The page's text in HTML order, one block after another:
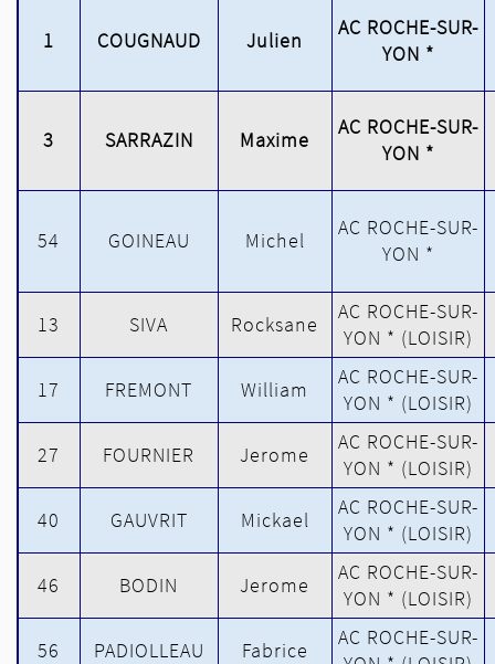
1 COUGNAUD Julien
AC ROCHE-SUR-
YON *
3 SARRAZIN Maxime
AC ROCHE-SUR-
YON *
54 GOINEAU Michel
AC ROCHE-SUR-
YON *
13 SIVA Rocksane
AC ROCHE-SUR-
YON * (LOISIR)
17 FREMONT William
AC ROCHE-SUR-
YON * (LOISIR)
27 FOURNIER Jerome
AC ROCHE-SUR-
YON * (LOISIR)
40 GAUVRIT Mickael
AC ROCHE-SUR-
YON * (LOISIR)
46 BODIN Jerome
AC ROCHE-SUR-
YON * (LOISIR)
56 PADIOLLEAU Fabrice
AC ROCHE-SUR-